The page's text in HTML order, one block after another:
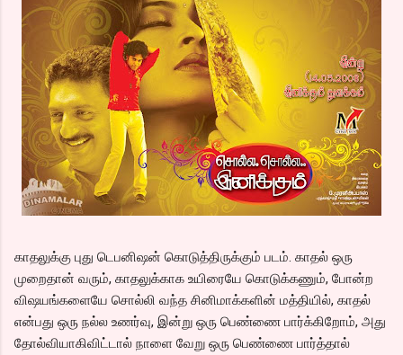
காதலுக்கு புது டெபனிஷன் கொடுத்திருக்கும் படம். காதல் ஒரு
முறைதான் வரும், காதலுக்காக உயிரையே கொடுக்கணும், போன்ற
விஷயங்களையே சொல்லி வந்த சினிமாக்களின் மத்தியில், காதல்
என்பது ஒரு நல்ல உணர்வு, இன்று ஒரு பெண்ணை பார்க்கிறோம், அது
தோல்வியாகிவிட்டால் நாளை வேறு ஒரு பெண்ணை பார்த்தால்